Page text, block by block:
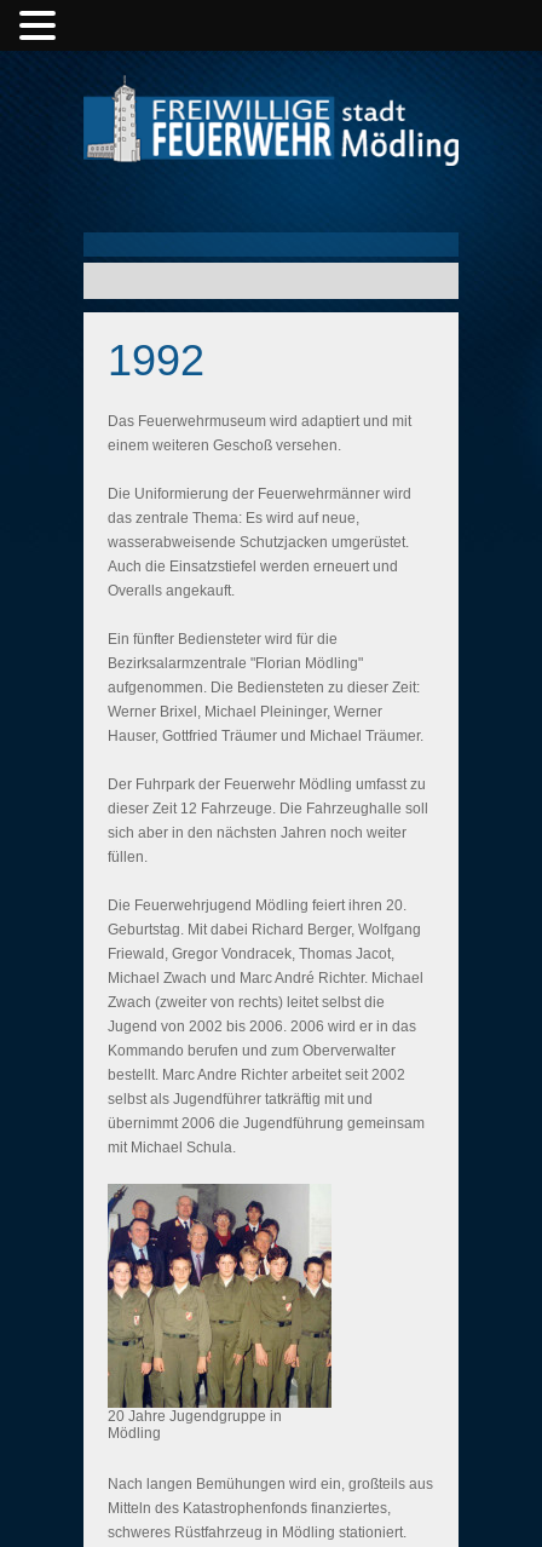
1992
Das Feuerwehrmuseum wird adaptiert und mit
einem weiteren Geschoß versehen.
Die Uniformierung der Feuerwehrmänner wird
das zentrale Thema: Es wird auf neue,
wasserabweisende Schutzjacken umgerüstet.
Auch die Einsatzstiefel werden erneuert und
Overalls angekauft.
Ein fünfter Bediensteter wird für die
Bezirksalarmzentrale "Florian Mödling"
aufgenommen. Die Bediensteten zu dieser Zeit:
Werner Brixel, Michael Pleininger, Werner
Hauser, Gottfried Träumer und Michael Träumer.
Der Fuhrpark der Feuerwehr Mödling umfasst zu
dieser Zeit 12 Fahrzeuge. Die Fahrzeughalle soll
sich aber in den nächsten Jahren noch weiter
füllen.
Die Feuerwehrjugend Mödling feiert ihren 20.
Geburtstag. Mit dabei Richard Berger, Wolfgang
Friewald, Gregor Vondracek, Thomas Jacot,
Michael Zwach und Marc André Richter. Michael
Zwach (zweiter von rechts) leitet selbst die
Jugend von 2002 bis 2006. 2006 wird er in das
Kommando berufen und zum Oberverwalter
bestellt. Marc Andre Richter arbeitet seit 2002
selbst als Jugendführer tatkräftig mit und
übernimmt 2006 die Jugendführung gemeinsam
mit Michael Schula.
20 Jahre Jugendgruppe in
Mödling
Nach langen Bemühungen wird ein, großteils aus
Mitteln des Katastrophenfonds finanziertes,
schweres Rüstfahrzeug in Mödling stationiert.